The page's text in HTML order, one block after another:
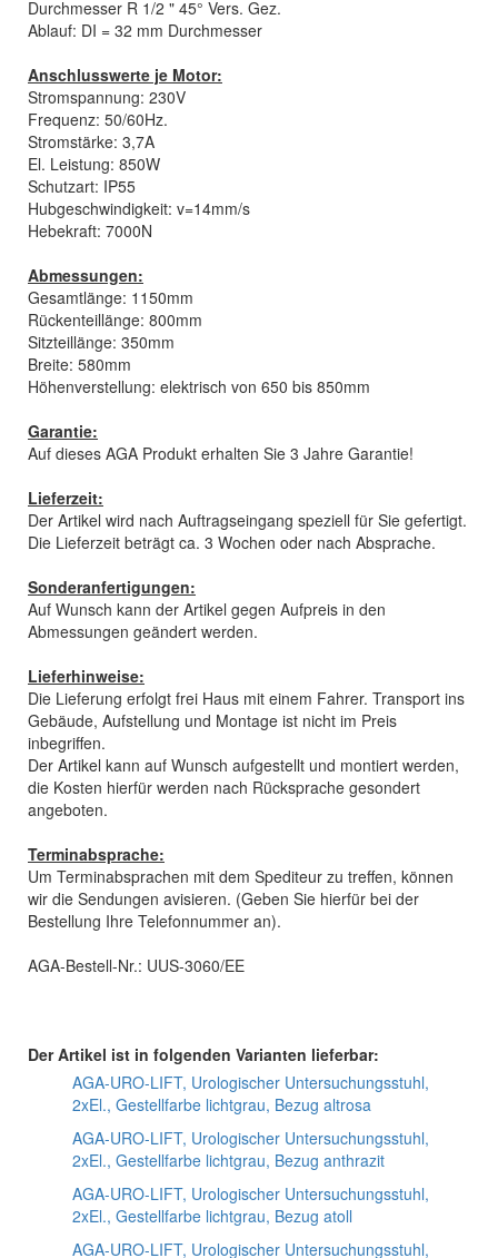
Durchmesser R 1/2 " 45° Vers. Gez.
Ablauf: DI = 32 mm Durchmesser
Anschlusswerte je Motor:
Stromspannung: 230V
Frequenz: 50/60Hz.
Stromstärke: 3,7A
El. Leistung: 850W
Schutzart: IP55
Hubgeschwindigkeit: v=14mm/s
Hebekraft: 7000N
Abmessungen:
Gesamtlänge: 1150mm
Rückenteillänge: 800mm
Sitzteillänge: 350mm
Breite: 580mm
Höhenverstellung: elektrisch von 650 bis 850mm
Garantie:
Auf dieses AGA Produkt erhalten Sie 3 Jahre Garantie!
Lieferzeit:
Der Artikel wird nach Auftragseingang speziell für Sie gefertigt.
Die Lieferzeit beträgt ca. 3 Wochen oder nach Absprache.
Sonderanfertigungen:
Auf Wunsch kann der Artikel gegen Aufpreis in den
Abmessungen geändert werden.
Lieferhinweise:
Die Lieferung erfolgt frei Haus mit einem Fahrer. Transport ins
Gebäude, Aufstellung und Montage ist nicht im Preis
inbegriffen.
Der Artikel kann auf Wunsch aufgestellt und montiert werden,
die Kosten hierfür werden nach Rücksprache gesondert
angeboten.
Terminabsprache:
Um Terminabsprachen mit dem Spediteur zu treffen, können
wir die Sendungen avisieren. (Geben Sie hierfür bei der
Bestellung Ihre Telefonnummer an).
AGA-Bestell-Nr.: UUS-3060/EE
Der Artikel ist in folgenden Varianten lieferbar:
AGA-URO-LIFT, Urologischer Untersuchungsstuhl,
2xEl., Gestellfarbe lichtgrau, Bezug altrosa
AGA-URO-LIFT, Urologischer Untersuchungsstuhl,
2xEl., Gestellfarbe lichtgrau, Bezug anthrazit
AGA-URO-LIFT, Urologischer Untersuchungsstuhl,
2xEl., Gestellfarbe lichtgrau, Bezug atoll
AGA-URO-LIFT, Urologischer Untersuchungsstuhl,